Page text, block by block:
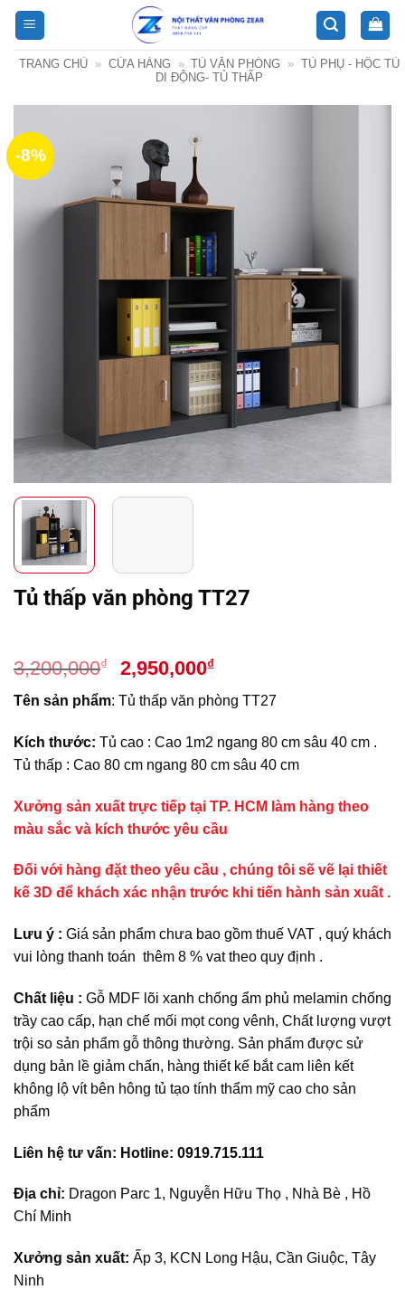
Bỏ
qua
nội
TRANG CHỦ » CỬA HÀNG » TỦ VĂN PHÒNG » TỦ PHỤ - HỘC TỦ
DI ĐỘNG- TỦ THẤP
-8%
Tủ thấp văn phòng TT27
3,200,000₫
Giá
gốc
là:
3,200,000₫.
2,950,000₫Giá
hiện
tại
2,950,000₫.
Tên sản phẩm: Tủ thấp văn phòng TT27
Kích thước: Tủ cao : Cao 1m2 ngang 80 cm sâu 40 cm .
Tủ thấp : Cao 80 cm ngang 80 cm sâu 40 cm
Xưởng sản xuất trực tiếp tại TP. HCM làm hàng theo
màu sắc và kích thước yêu cầu
Đối với hàng đặt theo yêu cầu , chúng tôi sẽ vẽ lại thiết
kế 3D để khách xác nhận trước khi tiến hành sản xuất .
Lưu ý : Giá sản phẩm chưa bao gồm thuế VAT , quý khách
vui lòng thanh toán thêm 8 % vat theo quy định .
Chất liệu : Gỗ MDF lõi xanh chống ẩm phủ melamin chống
trầy cao cấp, hạn chế mối mọt cong vênh, Chất lượng vượt
trội so sản phẩm gỗ thông thường. Sản phẩm được sử
dụng bản lề giảm chấn, hàng thiết kế bắt cam liên kết
không lộ vít bên hông tủ tạo tính thẩm mỹ cao cho sản
phẩm
Liên hệ tư vấn: Hotline: 0919.715.111
Địa chỉ: Dragon Parc 1, Nguyễn Hữu Thọ , Nhà Bè , Hồ
Chí Minh
Xưởng sản xuất: Ấp 3, KCN Long Hậu, Cần Giuộc, Tây
Ninh